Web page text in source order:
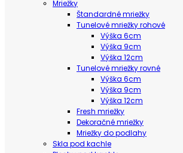
Mriežky
Štandardné mriežky
Tunelové mriežky rohové
Výška 6cm
Výška 9cm
Výška 12cm
Tunelové mriežky rovné
Výška 6cm
Výška 9cm
Výška 12cm
Fresh mriežky
Dekoračné mriežky
Mriežky do podlahy
Skla pod kachle